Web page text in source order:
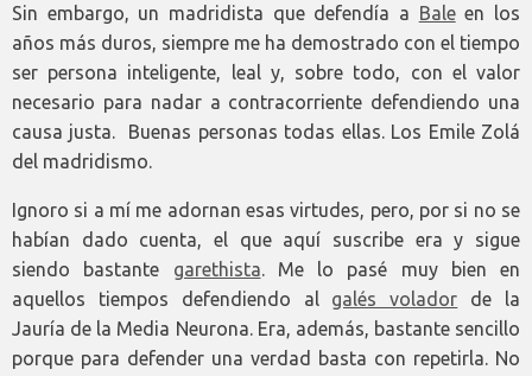
Sin embargo, un madridista que defendía a Baleen los
años más duros, siempre me ha demostrado con el tiempo
ser persona inteligente, leal y, sobre todo, con el valor
necesario para nadar a contracorriente defendiendo una
causa justa. Buenas personas todas ellas. Los Emile Zolá
del madridismo.
Ignoro si a mí me adornan esas virtudes, pero, por si no se
habían dado cuenta, el que aquí suscribe era y sigue
siendo bastante garethista. Me lo pasé muy bien en
aquellos tiempos defendiendo al galés volador de la
Jauría de la Media Neurona. Era, además, bastante sencillo
porque para defender una verdad basta con repetirla. No